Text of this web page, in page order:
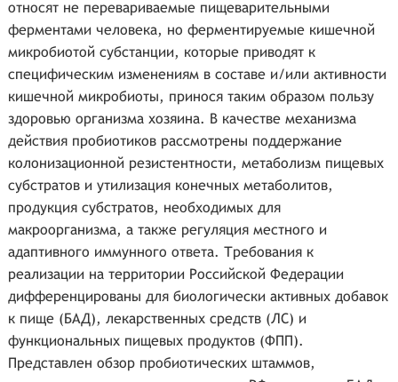
относят не перевариваемые пищеварительными
ферментами человека, но ферментируемые кишечной
микробиотой субстанции, которые приводят к
специфическим изменениям в составе и/или активности
кишечной микробиоты, принося таким образом пользу
здоровью организма хозяина. В качестве механизма
действия пробиотиков рассмотрены поддержание
колонизационной резистентности, метаболизм пищевых
субстратов и утилизация конечных метаболитов,
продукция субстратов, необходимых для
макроорганизма, а также регуляция местного и
адаптивного иммунного ответа. Требования к
реализации на территории Российской Федерации
дифференцированы для биологически активных добавок
к пище (БАД), лекарственных средств (ЛС) и
функциональных пищевых продуктов (ФПП).
Представлен обзор пробиотических штаммов,